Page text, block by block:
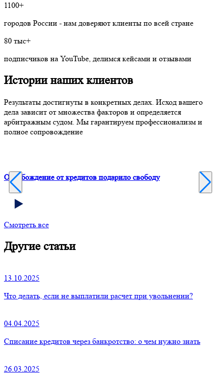
1100+
городов России - нам доверяют клиенты по всей стране
80 тыс+
подписчиков на YouTube, делимся кейсами и отзывами
Истории наших клиентов
Результаты достигнуты в конкретных делах. Исход вашего
дела зависит от множества факторов и определяется
арбитражным судом. Мы гарантируем профессионализм и
полное сопровождение
Освобождение от кредитов подарило свободу
Смотреть все
Другие статьи
13.10.2025
Что делать, если не выплатили расчет при увольнении?
04.04.2025
Списание кредитов через банкротство: о чем нужно знать
26.03.2025